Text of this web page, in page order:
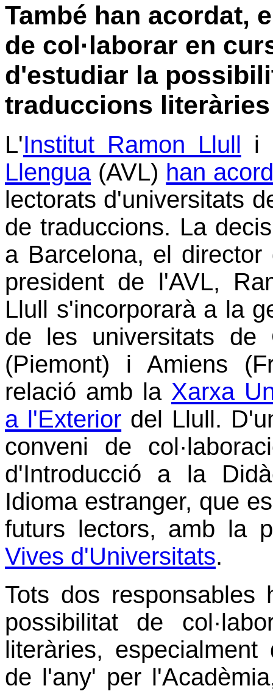
També han acordat,
de col·laborar en
d'estudiar la
traduccions literàries
L'Institut Ramon Llull i
Llengua(AVL) han
lectorats d'universitats
de traduccions. La
a Barcelona, el
president de l'AVL,
Llull s'incorporarà a la
de les universitats de
(Piemont) i Amiens
relació amb la Xarxa
a l'Exterior del Llull.
conveni de
d'Introducció a la
Idioma estranger, que
futurs lectors, amb la
Vives d'Universitats.
Tots dos
possibilitat de
literàries,
de l'any' per